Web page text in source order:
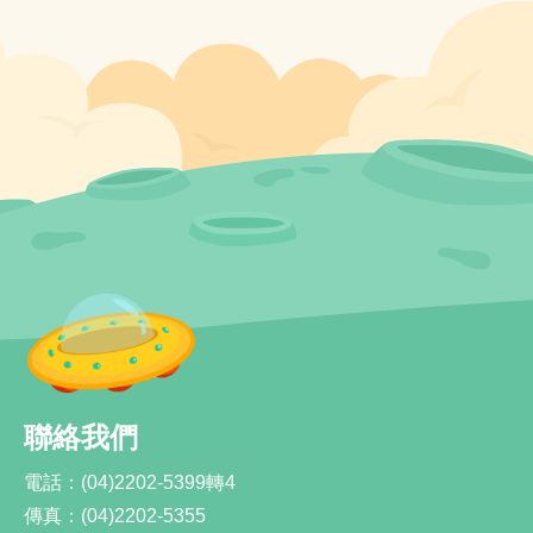
聯絡我們
電話： (04)2202-5399轉4
傳真： (04)2202-5355